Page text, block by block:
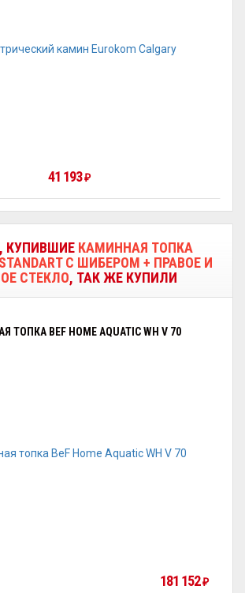
41 193₽
КУПИВШИЕ КАМИННАЯ ТОПКА
С ШИБЕРОМ + ПРАВОЕ И
СТЕКЛО, ТАК ЖЕ КУПИЛИ
ТОПКА BEF HOME AQUATIC WH V 70
181 152₽